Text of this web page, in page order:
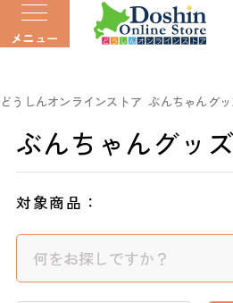
メニュー
どうしんオンラインストア ぶんちゃんグ
ぶんちゃんグッズ
対象商品：